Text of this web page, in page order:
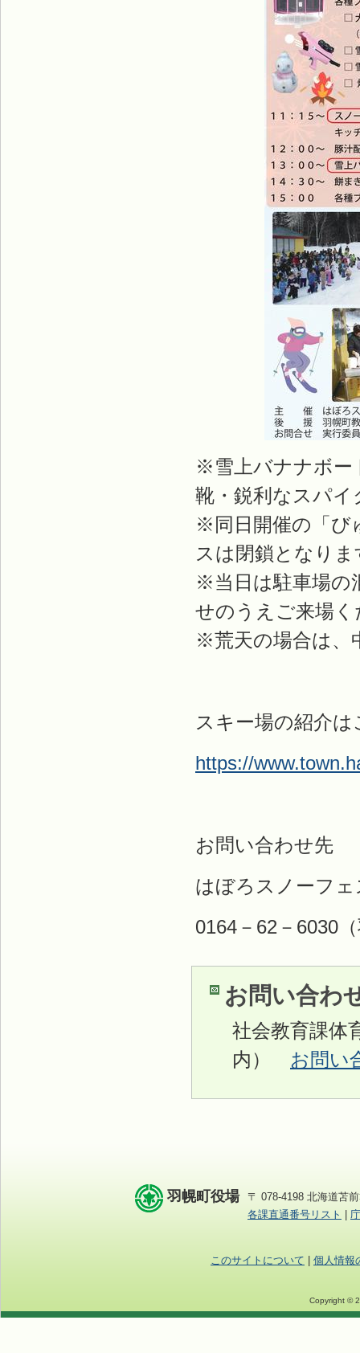
※雪上バナナボー
靴・鋭利なスパ
※同日開催の「び
スは閉鎖となりま
※当日は駐車場の
せのうえご来場く
※荒天の場合は、
スキー場の紹介は
https://
お問い合わせ先
はぼろスノーフ
0164－62－6030
お問い合わ
社会教育課体
内） お問い
羽幌町役場
〒 078-4198 北海道苫
各課直通番号リスト
このサイトについて 個人情報
Copyright ©